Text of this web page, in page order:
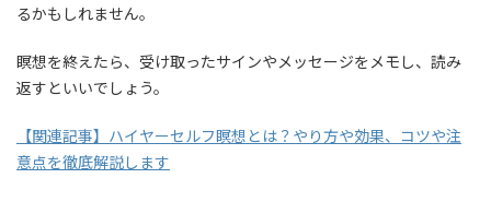
るかもしれません。
瞑想を終えたら、受け取ったサインやメッセージをメモし、読み
返すといいでしょう。
【関連記事】ハイヤーセルフ瞑想とは？やり方や効果、コツや注
意点を徹底解説します